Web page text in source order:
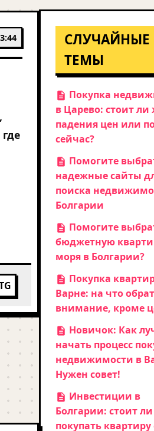
СЛУЧАЙНЫЕ
ТЕМЫ
Покупка
в Царево: стоит ли
падения цен или
сейчас?
Помогите
надежные сайты
поиска
Болгарии
Помогите
бюджетную
моря в Болгарии?
Покупка
Варне: на что
внимание, кроме
Новичок: Как
начать процесс
недвижимости в
Нужен совет!
Инвестиции в
Болгарии: стоит ли
покупать квартиру